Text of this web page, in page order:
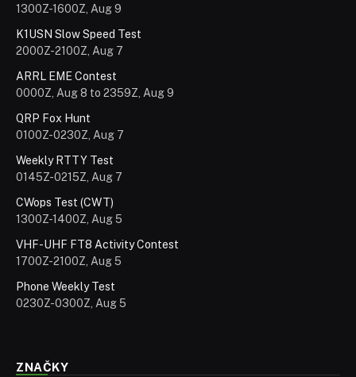
1300Z-1600Z, Aug 9
K1USN Slow Speed Test
2000Z-2100Z, Aug 7
ARRL EME Contest
0000Z, Aug 8 to 2359Z, Aug 9
QRP Fox Hunt
0100Z-0230Z, Aug 7
Weekly RTTY Test
0145Z-0215Z, Aug 7
CWops Test (CWT)
1300Z-1400Z, Aug 5
VHF-UHF FT8 Activity Contest
1700Z-2100Z, Aug 5
Phone Weekly Test
0230Z-0300Z, Aug 5
ZNAČKY